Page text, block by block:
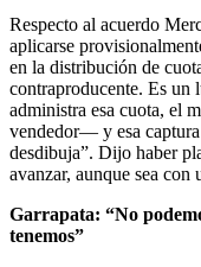
Respecto al acuerdo
aplicarse
en la distribución de
contraproducente. Es un
administra esa cuota, el
vendedor— y esa
desdibuja”. Dijo haber
avanzar, aunque sea
Garrapata: “No
tenemos”